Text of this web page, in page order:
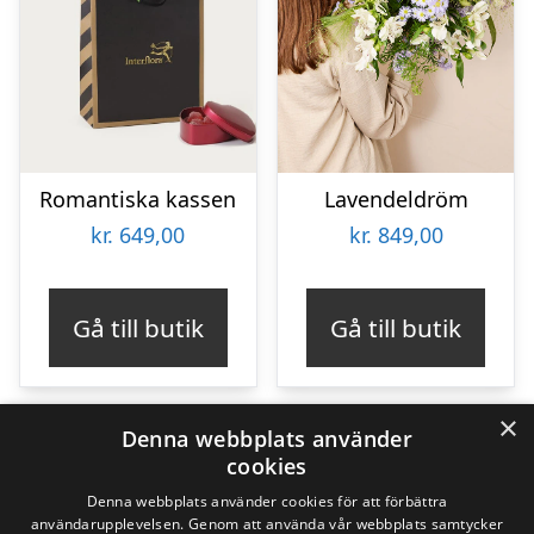
Romantiska kassen
kr. 649,00
Gå till butik
Lavendeldröm
kr. 849,00
Gå till butik
Produkter 190190
produkter
×
Denna webbplats använder
cookies
Denna webbplats använder cookies för att förbättra
användarupplevelsen. Genom att använda vår webbplats samtycker